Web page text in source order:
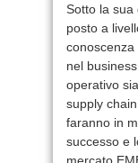
Sotto la sua
posto a
nel
operativo
supply
faranno in
successo e